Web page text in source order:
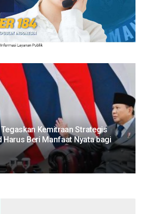
Kemitraan Strategis
Harus Beri Manfaat Nyata bagi